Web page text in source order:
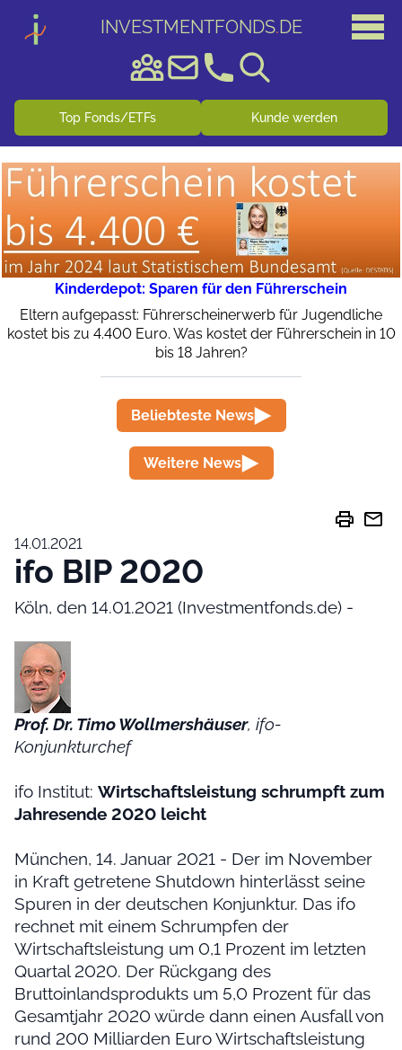
INVESTMENTFONDS.DE
Top Fonds/ETFs Kunde werden
Kinderdepot: Sparen für den Führerschein
Eltern aufgepasst: Führerscheinerwerb für Jugendliche
kostet bis zu 4.400 Euro. Was kostet der Führerschein in 10
bis 18 Jahren?
Beliebteste News
Weitere News
print mail
14.01.2021
ifo BIP 2020
Köln, den 14.01.2021 (Investmentfonds.de) -
Prof. Dr. Timo Wollmershäuser, ifo-
Konjunkturchef
ifo Institut: Wirtschaftsleistung schrumpft zum
Jahresende 2020 leicht
München, 14. Januar 2021 - Der im November
in Kraft getretene Shutdown hinterlässt seine
Spuren in der deutschen Konjunktur. Das ifo
rechnet mit einem Schrumpfen der
Wirtschaftsleistung um 0,1 Prozent im letzten
Quartal 2020. Der Rückgang des
Bruttoinlandsprodukts um 5,0 Prozent für das
Gesamtjahr 2020 würde dann einen Ausfall von
rund 200 Milliarden Euro Wirtschaftsleistung